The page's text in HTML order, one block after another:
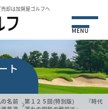
却は加賀屋ゴルフへ
MENU
ト
の名前
第１２５回(特別版) 『時代